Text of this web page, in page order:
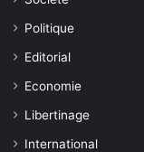
Politique
Editorial
Economie
Libertinage
International